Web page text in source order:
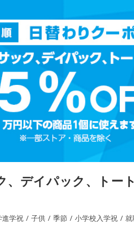
、デイパック、トー
進学祝 / 子供 / 季節 / 小学校入学祝 /